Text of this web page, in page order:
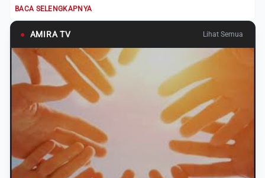
BACA SELENGKAPNYA
● AMIRA TV Lihat Semua